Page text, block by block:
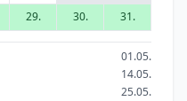
29. 30. 31.
01.05.
14.05.
25.05.